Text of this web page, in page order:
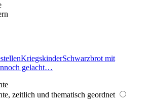
KriegskinderSchwarzbrot mit
gelacht…
zeitlich und thematisch geordnet